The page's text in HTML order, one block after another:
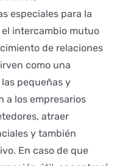
especiales para la
intercambio mutuo
de relaciones
como una
pequeñas y
a los empresarios
atraer
y también
En caso de que